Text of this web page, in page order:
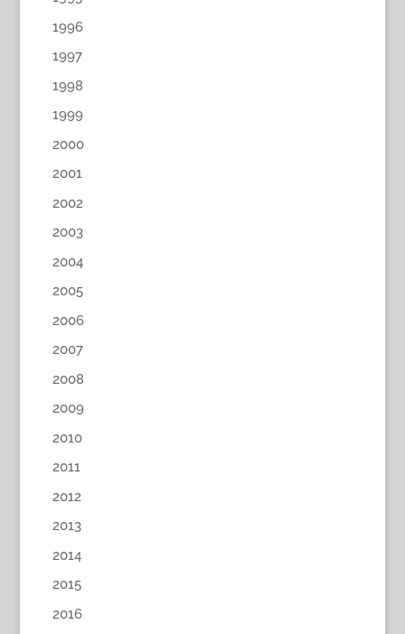
1996
1997
1998
1999
2000
2001
2002
2003
2004
2005
2006
2007
2008
2009
2010
2011
2012
2013
2014
2015
2016